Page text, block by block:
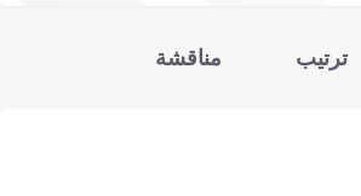
ترتيب مناقشة